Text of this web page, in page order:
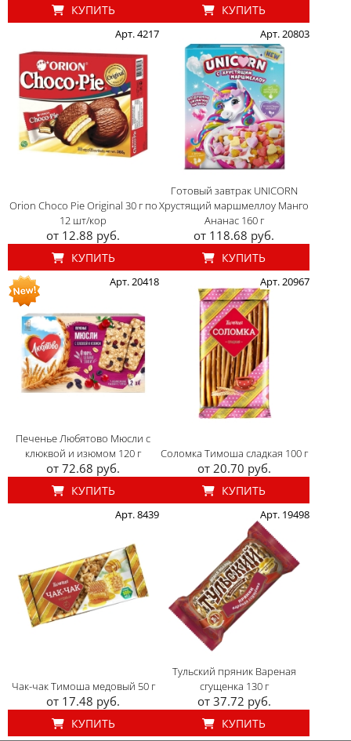
КУПИТЬ КУПИТЬ
Арт. 4217
Orion Choco Pie Original 30 г по
12 шт/кор
от 12.88 руб.
КУПИТЬ
Арт. 20803
Готовый завтрак UNICORN
Хрустящий маршмеллоу Манго
Ананас 160 г
от 118.68 руб.
КУПИТЬ
Арт. 20418
Печенье Любятово Мюсли с
клюквой и изюмом 120 г
от 72.68 руб.
КУПИТЬ
Арт. 20967
Соломка Тимоша сладкая 100 г
от 20.70 руб.
КУПИТЬ
Арт. 8439
Чак-чак Тимоша медовый 50 г
от 17.48 руб.
КУПИТЬ
Арт. 19498
Тульский пряник Вареная
сгущенка 130 г
от 37.72 руб.
КУПИТЬ